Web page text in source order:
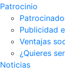
Patrocinio
Publicidad
Ventajas
¿Quieres
Noticias